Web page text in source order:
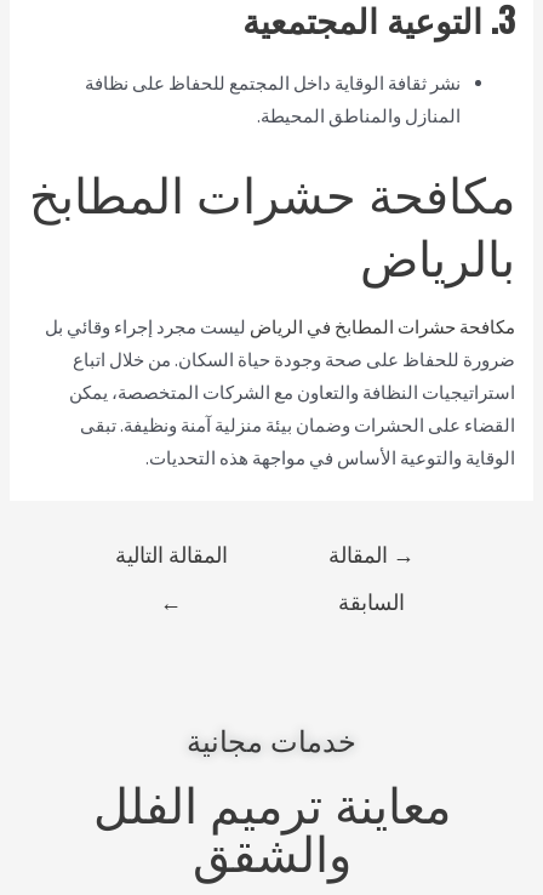
3. التوعية المجتمعية
نشر ثقافة الوقاية داخل المجتمع للحفاظ على نظافة
المنازل والمناطق المحيطة.
مكافحة حشرات المطابخ
بالرياض
مكافحة حشرات المطابخ في الرياض ليست مجرد إجراء وقائي بل
ضرورة للحفاظ على صحة وجودة حياة السكان. من خلال اتباع
استراتيجيات النظافة والتعاون مع الشركات المتخصصة، يمكن
القضاء على الحشرات وضمان بيئة منزلية آمنة ونظيفة. تبقى
الوقاية والتوعية الأساس في مواجهة هذه التحديات.
→ المقالة
السابقة
المقالة التالية
←
خدمات مجانية
معاينة ترميم الفلل
والشقق